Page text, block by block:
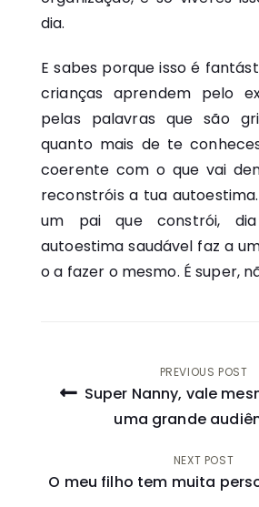
dia.
E sabes porque isso é
crianças aprendem pelo
pelas palavras que são
quanto mais de te
coerente com o que vai
reconstróis a tua
um pai que constrói,
autoestima saudável faz a
o a fazer o mesmo. É super,
Navegação
PREVIOUS POST
Super Nanny, vale
uma grande
NEXT POST
O meu filho tem muita